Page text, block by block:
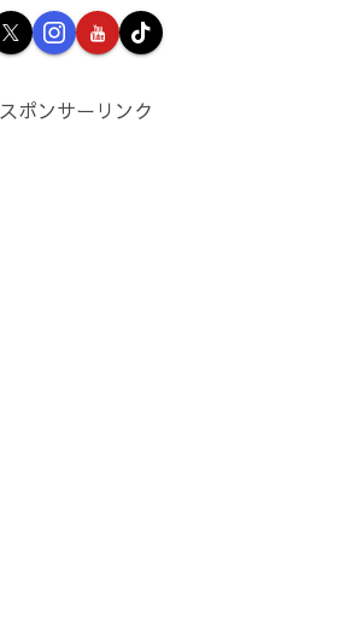
スポンサーリンク